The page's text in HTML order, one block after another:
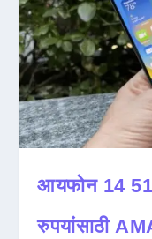
आयफोन 14
रुपयांसाठी